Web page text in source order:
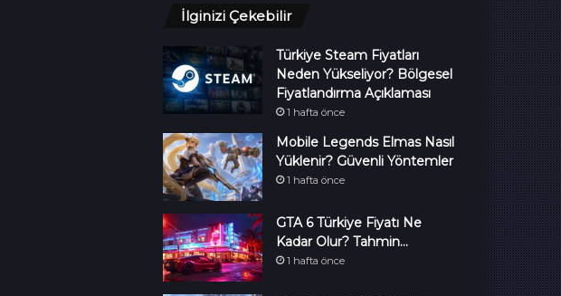
İlginizi Çekebilir
Türkiye Steam Fiyatları
Neden Yükseliyor? Bölgesel
Fiyatlandırma Açıklaması
1 hafta önce
Mobile Legends Elmas Nasıl
Yüklenir? Güvenli Yöntemler
1 hafta önce
GTA 6 Türkiye Fiyatı Ne
Kadar Olur? Tahmin…
1 hafta önce